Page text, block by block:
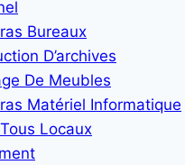
Bureaux
D’archives
De Meubles
Matériel Informatique
Locaux